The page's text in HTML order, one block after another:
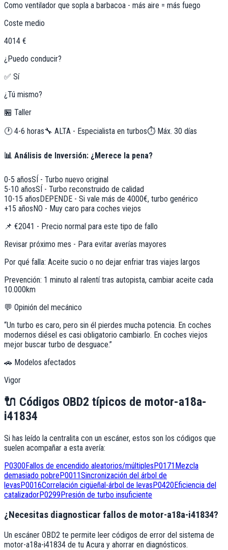
Como ventilador que sopla a barbacoa - más aire = más fuego
Coste medio
4014 €
¿Puedo conducir?
✅ Sí
¿Tú mismo?
🏪 Taller
🕐 4-6 horas🔧 ALTA - Especialista en turbos⏱️ Máx. 30 días
📊 Análisis de Inversión: ¿Merece la pena?
0-5 añosSÍ - Turbo nuevo original
5-10 añosSÍ - Turbo reconstruido de calidad
10-15 añosDEPENDE - Si vale más de 4000€, turbo genérico
+15 añosNO - Muy caro para coches viejos
📌 €2041 - Precio normal para este tipo de fallo
Revisar próximo mes - Para evitar averías mayores
Por qué falla: Aceite sucio o no dejar enfriar tras viajes largos
Prevención: 1 minuto al ralentí tras autopista, cambiar aceite cada
10.000km
💬 Opinión del mecánico
“Un turbo es caro, pero sin él pierdes mucha potencia. En coches
modernos diésel es casi obligatorio cambiarlo. En coches viejos
mejor buscar turbo de desguace.”
🚗 Modelos afectados
Vigor
🔌 Códigos OBD2 típicos de motor-a18a-
i41834
Si has leído la centralita con un escáner, estos son los códigos que
suelen acompañar a esta avería:
P0300 Fallos de encendido aleatorios/múltiples P0171 Mezcla
demasiado pobre P0011Sincronización del árbol de
levas P0016Correlación cigüeñal-árbol de levas P0420 Eficiencia del
catalizadorP0299 Presión de turbo insuficiente
¿Necesitas diagnosticar fallos de motor-a18a-i41834?
Un escáner OBD2 te permite leer códigos de error del sistema de
motor-a18a-i41834 de tu Acura y ahorrar en diagnósticos.